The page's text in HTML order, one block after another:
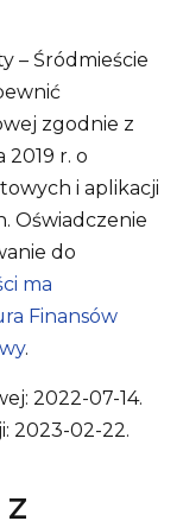
– Śródmieście
zgodnie z
r. o
i aplikacji
Oświadczenie
do
ma
Finansów
.
2022-07-14.
2023-02-22.